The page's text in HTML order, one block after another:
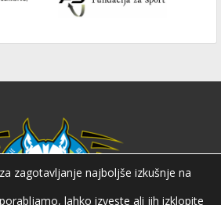
zagotavljanje najboljše izkušnje na
lahko izveste ali jih izklopite